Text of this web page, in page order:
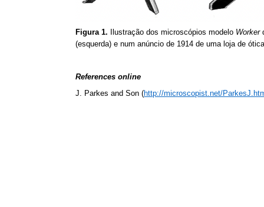
Figura 1. Ilustração dos microscópios modelo Worker
(esquerda) e num anúncio de 1914 de uma loja de
References online
J. Parkes and Son (http://microscopist.net/